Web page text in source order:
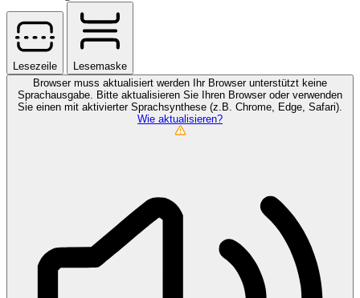
Lesezeile
Lesemaske
Browser muss aktualisiert werden
Ihr Browser unterstützt keine
Sprachausgabe. Bitte aktualisieren Sie Ihren Browser oder verwenden
Sie einen mit aktivierter Sprachsynthese (z.B. Chrome, Edge, Safari).
Wie aktualisieren?